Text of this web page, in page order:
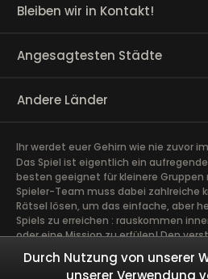
Bleiben wir in Kontakt!
Angesagtesten Städte
Andere Länder
Ihr werdet euer Gehirn wie nie zuvor im
Das Spiel ist eigentlich ein
besten geeignet für kleinere
Spieler-Team muss dabei zahlreiche
Rätsel lösen, um das einfache, aber
Spiels zu erreichen : rauskommen
oder eine Mission zu erfülen! Den
Spur zu kommen, erfordert volle
und Talente aller Spieler. Ein guter
Durch Nutzung von unserer
unserer Verwendung